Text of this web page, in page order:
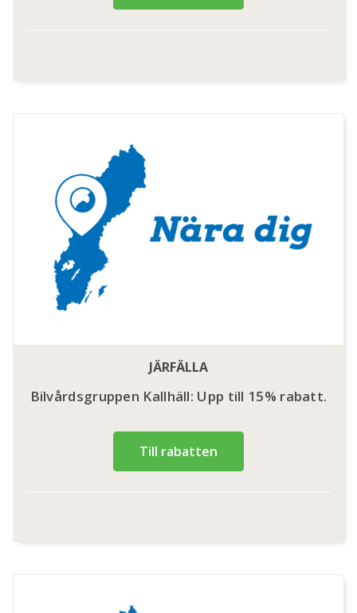
JÄRFÄLLA
Bilvårdsgruppen Kallhäll: Upp till 15% rabatt.
Till rabatten